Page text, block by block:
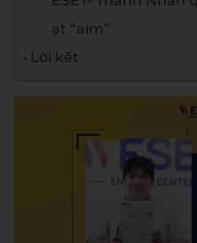
ạt “aim”
Lời kết